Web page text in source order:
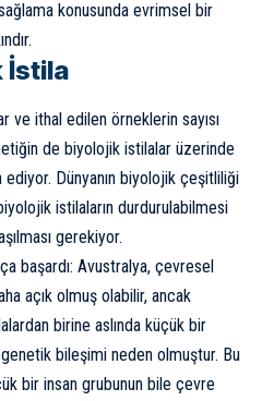
konusunda evrimsel bir
İstila
ve ithal edilen örneklerin sayısı
de biyolojik istilalar üzerinde
Dünyanın biyolojik çeşitliliği
istilaların durdurulabilmesi
gerekiyor.
başardı: Avustralya, çevresel
açık olmuş olabilir, ancak
birine aslında küçük bir
bileşimi neden olmuştur. Bu
bir insan grubunun bile çevre